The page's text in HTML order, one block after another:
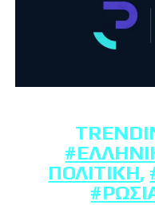
ΠΟΛΙΤΙΚΉ,